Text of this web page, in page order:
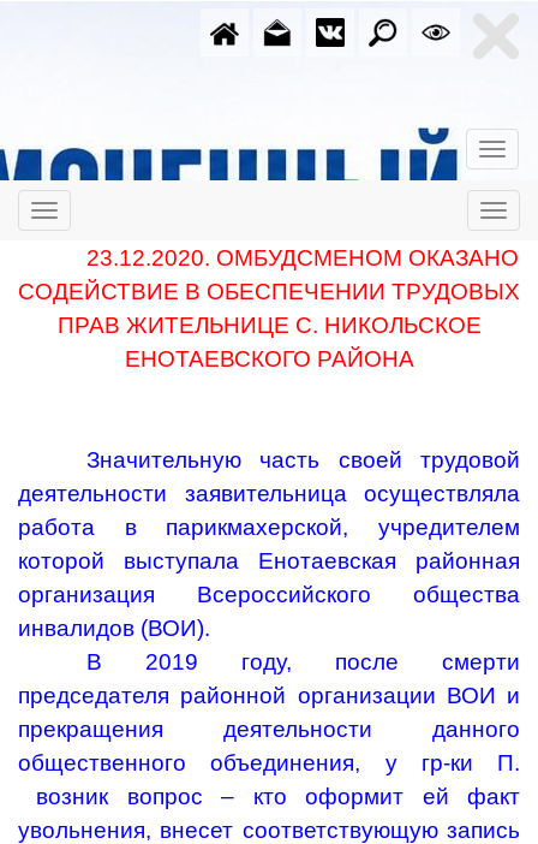
23.12.2020. ОМБУДСМЕНОМ ОКАЗАНО
СОДЕЙСТВИЕ В ОБЕСПЕЧЕНИИ ТРУДОВЫХ
ПРАВ ЖИТЕЛЬНИЦЕ С. НИКОЛЬСКОЕ
ЕНОТАЕВСКОГО РАЙОНА
Значительную часть своей трудовой
деятельности заявительница осуществляла
работа в парикмахерской, учредителем
которой выступала Енотаевская районная
организация Всероссийского общества
инвалидов (ВОИ).
В 2019 году, после смерти
председателя районной организации ВОИ и
прекращения деятельности данного
общественного объединения, у гр-ки П.
возник вопрос – кто оформит ей факт
увольнения, внесет соответствующую запись